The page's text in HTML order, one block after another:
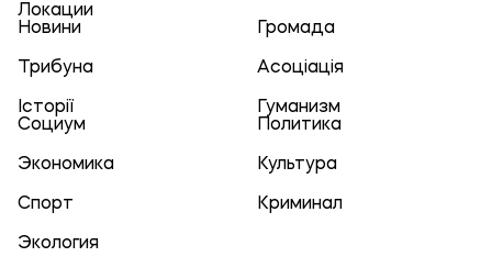
Локации
Новини
Громада
Трибуна Асоціація
Історії
Гуманизм
Социум
Политика
Экономика Культура
Спорт Криминал
Экология